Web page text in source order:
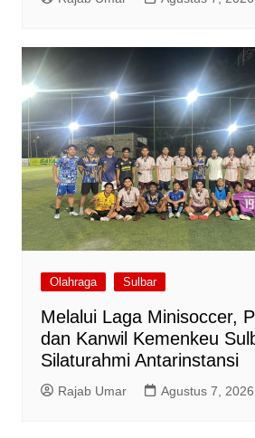
Olahraga Sulbar
Melalui Laga Minisoccer,
dan Kanwil Kemenkeu
Silaturahmi Antarinstansi
Rajab Umar Agustus 7, 2026